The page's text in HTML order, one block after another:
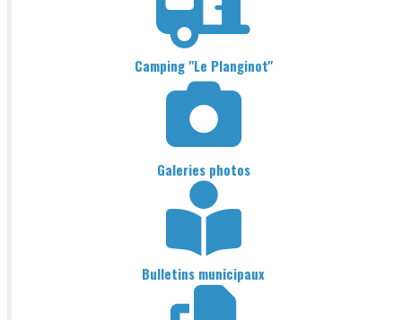
Camping "Le Planginot"
Galeries photos
Bulletins municipaux